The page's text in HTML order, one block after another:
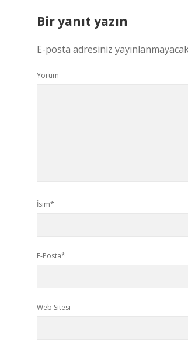
Bir yanıt yazın
E-posta adresiniz
Yorum
İsim*
E-Posta*
Web Sitesi